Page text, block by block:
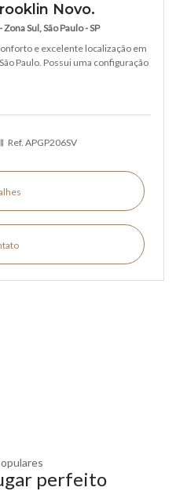
Novo.
Sul, São Paulo - SP
e excelente localização em
Paulo. Possui uma configuração
Ref. APGP206SV
perfeito